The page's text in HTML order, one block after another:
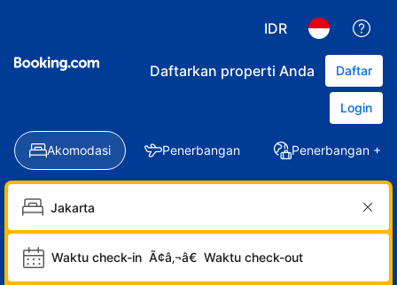
IDR
Daftarkan properti Anda Daftar
Login
Akomodasi Penerbangan Penerbangan +
Waktu check-in Ã¢â‚¬â€ Waktu check-out